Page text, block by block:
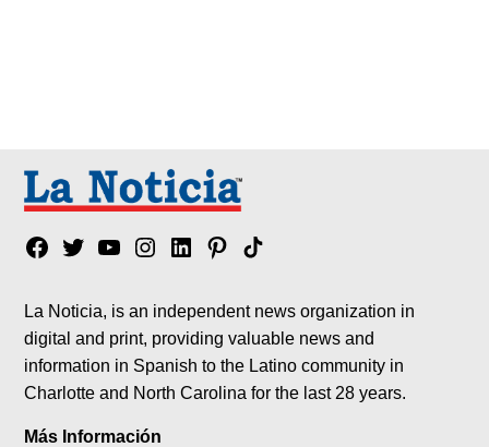
Facebook
TwitterYouTubeInstagram
LinkedinPinterest
Tik
La Noticia, is an independent news organization in
digital and print, providing valuable news and
information in Spanish to the Latino community in
Charlotte and North Carolina for the last 28 years.
Más Información